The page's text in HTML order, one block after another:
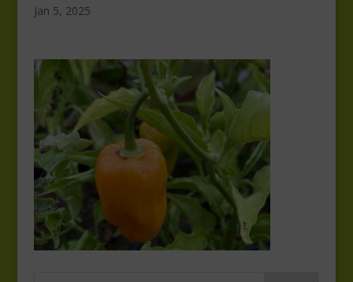
Jan 5, 2025